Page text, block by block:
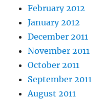
February 2012
January 2012
December 2011
November 2011
October 2011
September 2011
August 2011